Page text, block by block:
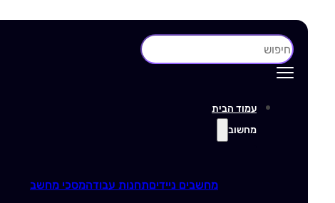
חיפוש
עמוד הבית
מחשוב
מחשבים ניידיםתחנות עבודהמסכי מחשב